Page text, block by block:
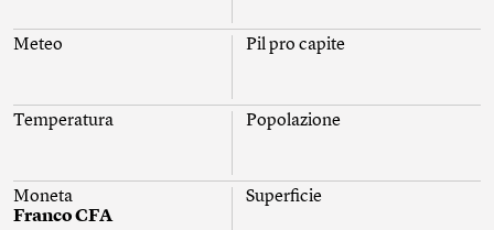
Meteo Pil pro capite
Temperatura Popolazione
Moneta
Franco CFA
Superficie